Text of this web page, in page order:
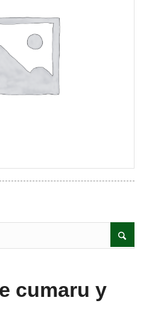
cumaru y